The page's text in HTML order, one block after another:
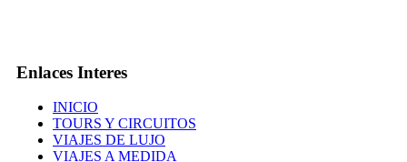
Enlaces Interes
INICIO
TOURS Y CIRCUITOS
VIAJES DE LUJO
VIAJES A MEDIDA